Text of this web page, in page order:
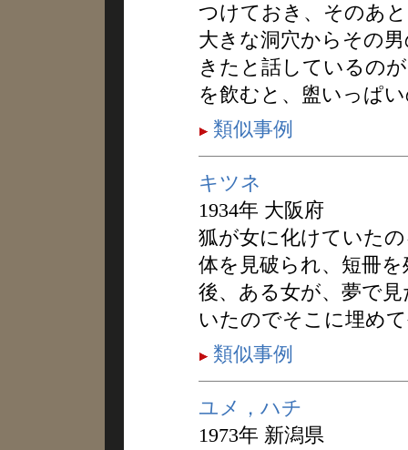
つけておき、そのあ
大きな洞穴からその
きたと話しているの
を飲むと、盥いっぱ
類似事例
キツネ
1934年 大阪府
狐が女に化けていた
体を見破られ、短冊
後、ある女が、夢で
いたのでそこに埋め
類似事例
ユメ，ハチ
1973年 新潟県